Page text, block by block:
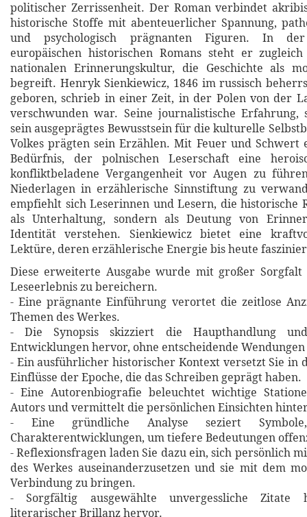
politischer Zerrissenheit. Der Roman verbindet
historische Stoffe mit abenteuerlicher Spannung,
und psychologisch prägnanten Figuren. In
europäischen historischen Romans steht er
nationalen Erinnerungskultur, die Geschichte als
begreift. Henryk Sienkiewicz, 1846 im russisch
geboren, schrieb in einer Zeit, in der Polen von der
verschwunden war. Seine journalistische Erfahrung,
sein ausgeprägtes Bewusstsein für die kulturelle
Volkes prägten sein Erzählen. Mit Feuer und Schwert
Bedürfnis, der polnischen Leserschaft eine
konfliktbeladene Vergangenheit vor Augen zu
Niederlagen in erzählerische Sinnstiftung zu
empfiehlt sich Leserinnen und Lesern, die historische
als Unterhaltung, sondern als Deutung von
Identität verstehen. Sienkiewicz bietet eine
Lektüre, deren erzählerische Energie bis heute
Diese erweiterte Ausgabe wurde mit großer
Leseerlebnis zu bereichern.
- Eine prägnante Einführung verortet die zeitlose
Themen des Werkes.
- Die Synopsis skizziert die Haupthandlung
Entwicklungen hervor, ohne entscheidende
- Ein ausführlicher historischer Kontext versetzt Sie in
Einflüsse der Epoche, die das Schreiben geprägt haben.
- Eine Autorenbiografie beleuchtet wichtige
Autors und vermittelt die persönlichen Einsichten
- Eine gründliche Analyse seziert
Charakterentwicklungen, um tiefere Bedeutungen
- Reflexionsfragen laden Sie dazu ein, sich persönlich
des Werkes auseinanderzusetzen und sie mit dem
Verbindung zu bringen.
- Sorgfältig ausgewählte unvergessliche Zitate
literarischer Brillanz hervor.